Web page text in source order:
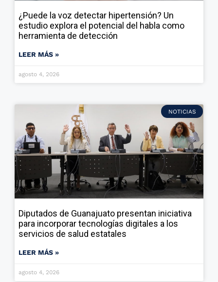
¿Puede la voz detectar hipertensión? Un
estudio explora el potencial del habla como
herramienta de detección
LEER MÁS »
agosto 4, 2026
NOTICIAS
Diputados de Guanajuato presentan iniciativa
para incorporar tecnologías digitales a los
servicios de salud estatales
LEER MÁS »
agosto 4, 2026